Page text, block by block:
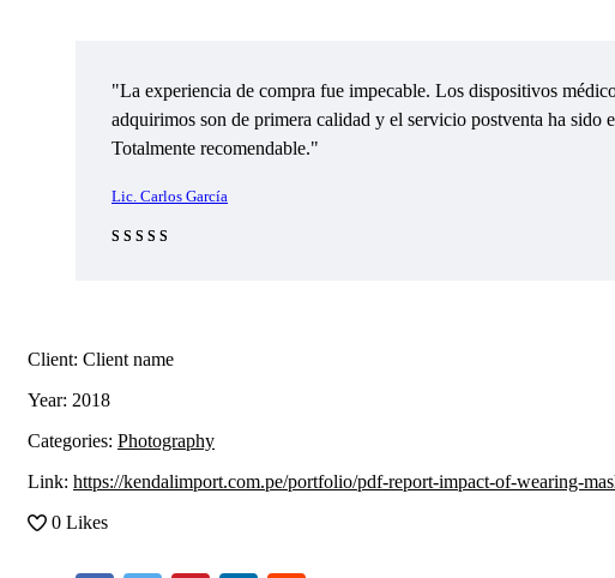
"La experiencia de compra fue impecable. Los dispositivos
adquirimos son de primera calidad y el servicio postventa ha sido
Totalmente recomendable."
Lic. Carlos García
Client: Client name
Year: 2018
Categories: Photography
Link: https://kendalimport.com.pe/portfolio/pdf-report-impact-of-wearing-
0 Likes